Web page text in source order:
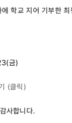
학교 지어 기부한 최
금)
(클릭)
사합니다.